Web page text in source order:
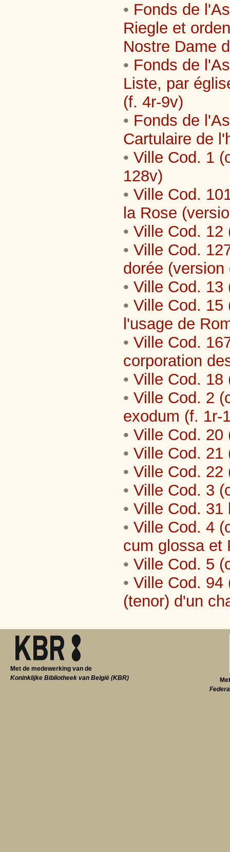
• Fonds de
Riegle et
Nostre Dame
• Fonds de
Liste, par
(f. 4r-9v)
• Fonds de
Cartulaire de
• Ville Cod. 1
128v)
• Ville Cod.
la Rose
• Ville Cod. 12
• Ville Cod.
dorée
• Ville Cod. 13
• Ville Cod. 15
l'usage de
• Ville Cod.
corporation
• Ville Cod. 18
• Ville Cod. 2
exodum (f. 1r-
• Ville Cod. 20
• Ville Cod. 21
• Ville Cod. 22
• Ville Cod. 3
• Ville Cod. 31
• Ville Cod. 4
cum glossa et
• Ville Cod. 5
• Ville Cod. 94
(tenor) d'un
Met de medewerking van de
Koninklijke Bibliotheek van België (KBR)